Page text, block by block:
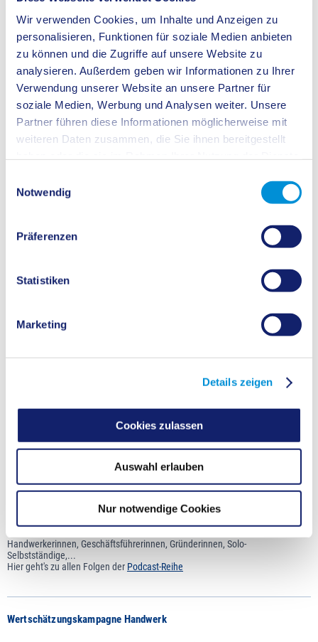
Wir verwenden Cookies, um Inhalte und Anzeigen zu
personalisieren, Funktionen für soziale Medien anbieten
zu können und die Zugriffe auf unsere Website zu
analysieren. Außerdem geben wir Informationen zu Ihrer
Verwendung unserer Website an unsere Partner für
soziale Medien, Werbung und Analysen weiter. Unsere
Partner führen diese Informationen möglicherweise mit
weiteren Daten zusammen, die Sie ihnen bereitgestellt
Notwendig
Präferenzen
Statistiken
Marketing
Details zeigen
Cookies zulassen
Auswahl erlauben
Nur notwendige Cookies
Willkommen zu "Einfach machen - der Wirtschaftspodcast für den Kreis
Recklinghausen"!
Julian Schildheuer spricht mit spannenden Unternehmen aus dem Kreis
Jede Episode widmet sich einem Gast. Es gibt gezielte Fragen zu deren
jeweiligen Gesprächsschwerpunkten. Es geht darum, authentische Einblicke
in die facettenreiche Welt der Unternehmer zu ermöglichen. Darüber hinaus
wird auch die Arbeit der Wirtschaftsförderung Kreis Recklinghausen mit ihren
vorgestellt.
Podcast-Reihe "Ich hab da was zu sagen"
Hier dreht sich alles um Frauen, die ihre beruflichen Träume verwirklicht
gewagt haben. Sie sprechen über ihren Weg, über Hilfestellungen, Netzwerke
Handwerkerinnen, Geschäftsführerinnen, Gründerinnen, Solo-
Selbstständige,...
Hier geht's zu allen Folgen der Podcast-Reihe
Wertschätzungskampagne Handwerk